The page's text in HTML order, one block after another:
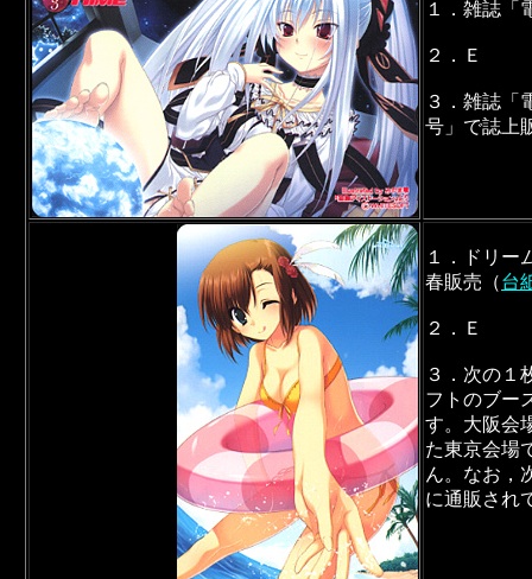
１．雑誌「
２．Ｅ
３．雑誌「
号」で誌上
１．ドリー
春販売（台
２．Ｅ
３．次の１
フトのブー
す。大阪会
た東京会場
ん。なお，
に通販され